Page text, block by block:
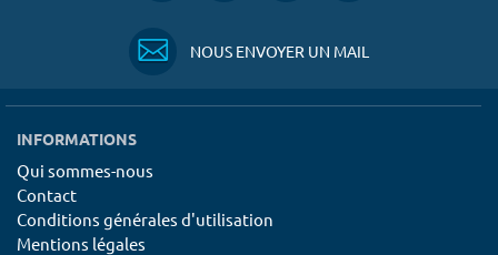
NOUS ENVOYER UN MAIL
INFORMATIONS
Qui sommes-nous
Contact
Conditions générales d'utilisation
Mentions légales